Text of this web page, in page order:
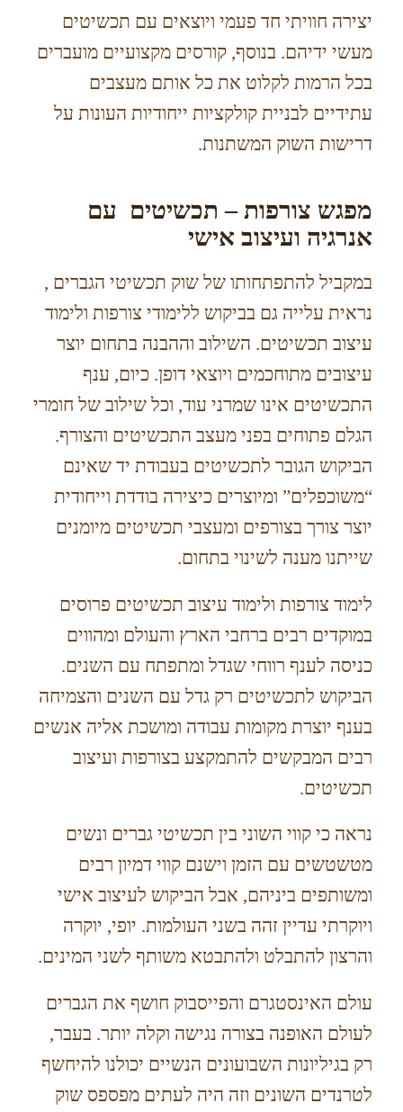
יצירה חוויתי חד פעמי ויוצאים עם תכשיטים
מעשי ידיהם. בנוסף, קורסים מקצועיים מועברים
בכל הרמות לקלוט את כל אותם מעצבים
עתידיים לבניית קולקציות ייחודיות העונות על
דרישות השוק המשתנות.
מפגש צורפות – תכשיטים עם
אנרגיה ועיצוב אישי
במקביל להתפתחותו של שוק תכשיטי הגברים ,
נראית עלייה גם בביקוש ללימודי צורפות ולימוד
עיצוב תכשיטים. השילוב וההבנה בתחום יוצר
עיצובים מתוחכמים ויוצאי דופן. כיום, ענף
התכשיטים אינו שמרני עוד, וכל שילוב של חומרי
הגלם פתוחים בפני מעצב התכשיטים והצורף.
הביקוש הגובר לתכשיטים בעבודת יד שאינם
“משוכפלים” ומיוצרים כיצירה בודדת וייחודית
יוצר צורך בצורפים ומעצבי תכשיטים מיומנים
שייתנו מענה לשינוי בתחום.
לימוד צורפות ולימוד עיצוב תכשיטים פרוסים
במוקדים רבים ברחבי הארץ והעולם ומהווים
כניסה לענף רווחי שגדל ומתפתח עם השנים.
הביקוש לתכשיטים רק גדל עם השנים והצמיחה
בענף יוצרת מקומות עבודה ומושכת אליה אנשים
רבים המבקשים להתמקצע בצורפות ועיצוב
תכשיטים.
נראה כי קווי השוני בין תכשיטי גברים ונשים
מטשטשים עם הזמן וישנם קווי דמיון רבים
ומשותפים ביניהם, אבל הביקוש לעיצוב אישי
ויוקרתי עדיין זהה בשני העולמות. יופי, יוקרה
והרצון להתבלט ולהתבטא משותף לשני המינים.
עולם האינסטגרם והפייסבוק חושף את הגברים
לעולם האופנה בצורה נגישה וקלה יותר. בעבר,
רק בגיליונות השבועונים הנשיים יכולנו להיחשף
לטרנדים השונים וזה היה לעתים מפספס שוק